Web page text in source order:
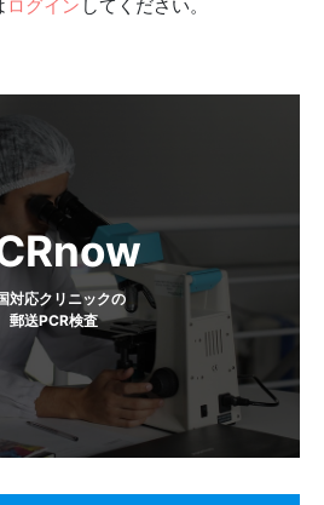
ログイン してください。
対応クリニックの
郵送PCR検査